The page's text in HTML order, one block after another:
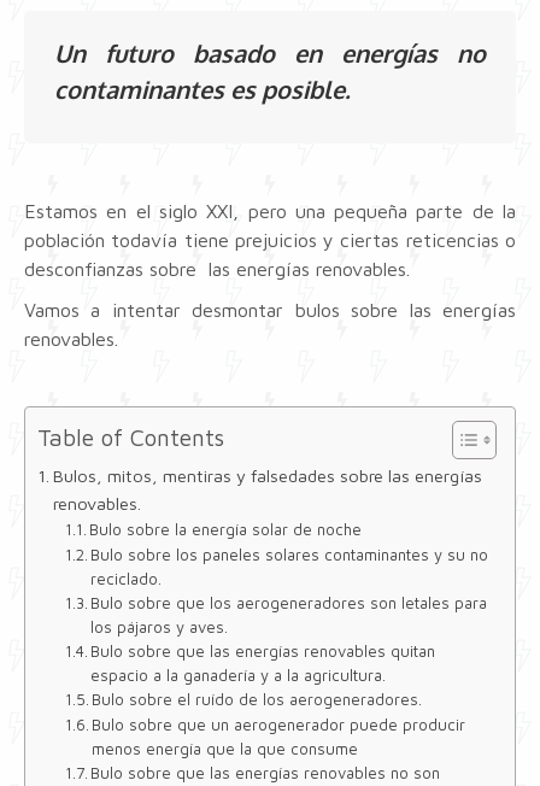
Un futuro basado en energías no
contaminantes es posible.
Estamos en el siglo XXI, pero una pequeña parte de la
población todavía tiene prejuicios y ciertas reticencias o
desconfianzas sobre las energías renovables.
Vamos a intentar desmontar bulos sobre las energías
renovables.
Table of Contents
Bulos, mitos, mentiras y falsedades sobre las energías
renovables.
Bulo sobre la energía solar de noche
Bulo sobre los paneles solares contaminantes y su no
reciclado.
Bulo sobre que los aerogeneradores son letales para
los pájaros y aves.
Bulo sobre que las energías renovables quitan
espacio a la ganadería y a la agricultura.
Bulo sobre el ruído de los aerogeneradores.
Bulo sobre que un aerogenerador puede producir
menos energía que la que consume
Bulo sobre que las energías renovables no son